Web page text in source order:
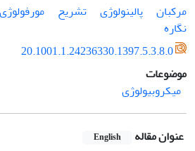
مرکبان
پالینولوژی تشریح مورفولوژی
نگاره
20.1001.1.24236330.1397.5.3.8.0
موضوعات
میکروبیولوژی
عنوان مقاله English